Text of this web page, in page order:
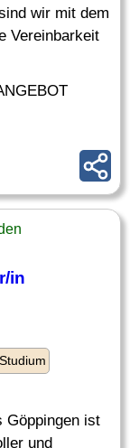
wir mit dem
Vereinbarkeit
in
Göppingen ist
und